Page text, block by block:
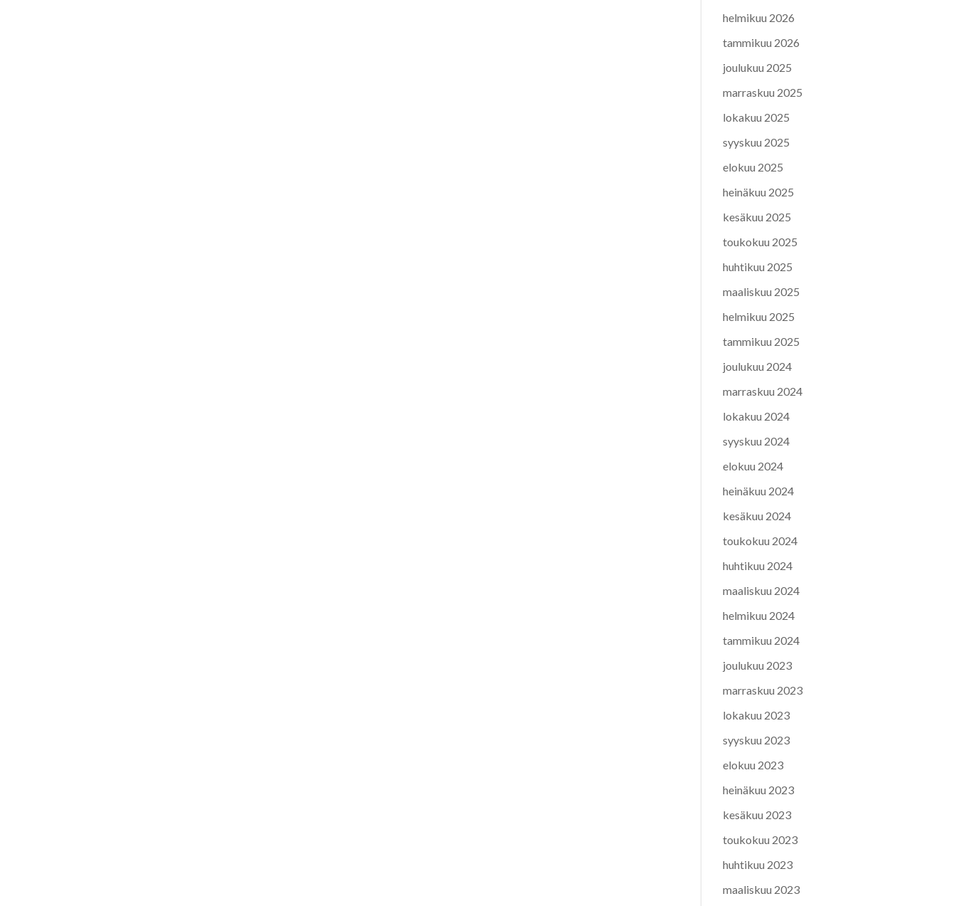
helmikuu 2026
tammikuu 2026
joulukuu 2025
marraskuu 2025
lokakuu 2025
syyskuu 2025
elokuu 2025
heinäkuu 2025
kesäkuu 2025
toukokuu 2025
huhtikuu 2025
maaliskuu 2025
helmikuu 2025
tammikuu 2025
joulukuu 2024
marraskuu 2024
lokakuu 2024
syyskuu 2024
elokuu 2024
heinäkuu 2024
kesäkuu 2024
toukokuu 2024
huhtikuu 2024
maaliskuu 2024
helmikuu 2024
tammikuu 2024
joulukuu 2023
marraskuu 2023
lokakuu 2023
syyskuu 2023
elokuu 2023
heinäkuu 2023
kesäkuu 2023
toukokuu 2023
huhtikuu 2023
maaliskuu 2023